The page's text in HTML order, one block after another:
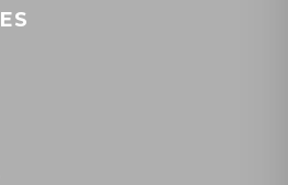
Juillet et Août